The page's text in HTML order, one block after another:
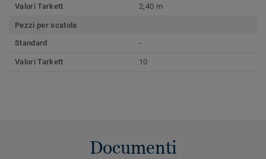
Valori Tarkett 2,40 m
Pezzi per scatola
Standard
-
Valori Tarkett 10
Documenti